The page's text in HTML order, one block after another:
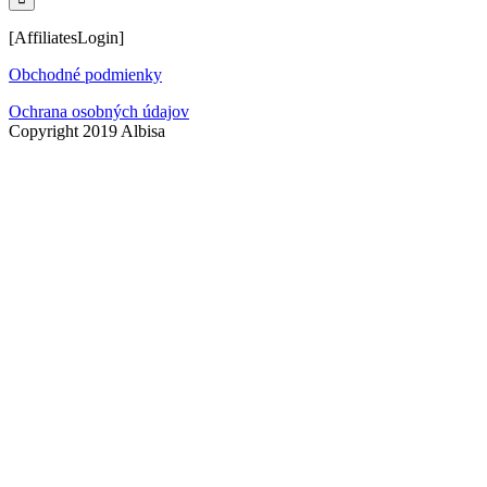
[AffiliatesLogin]
Obchodné podmienky
Ochrana osobných údajov
Copyright 2019 Albisa